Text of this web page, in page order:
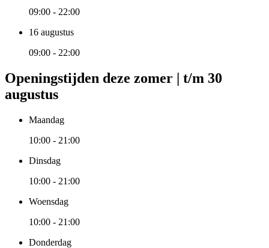
09:00 - 22:00
16 augustus
09:00 - 22:00
Openingstijden deze zomer | t/m 30
augustus
Maandag
10:00 - 21:00
Dinsdag
10:00 - 21:00
Woensdag
10:00 - 21:00
Donderdag